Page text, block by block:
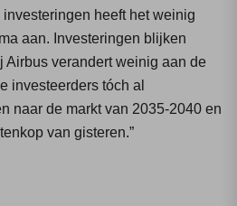
investeringen heeft het weinig
aan. Investeringen blijken
Airbus verandert weinig aan de
investeerders tóch al
naar de markt van 2035-2040 en
van gisteren.”